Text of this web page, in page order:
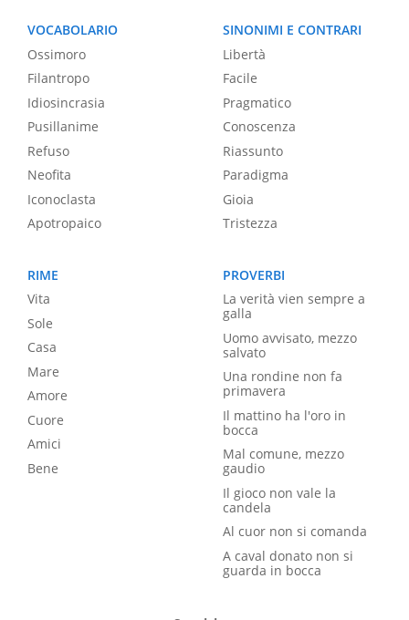
VOCABOLARIO
Ossimoro
Filantropo
Idiosincrasia
Pusillanime
Refuso
Neofita
Iconoclasta
Apotropaico
SINONIMI E CONTRARI
Libertà
Facile
Pragmatico
Conoscenza
Riassunto
Paradigma
Gioia
Tristezza
RIME
Vita
Sole
Casa
Mare
Amore
Cuore
Amici
Bene
PROVERBI
La verità vien sempre a
galla
Uomo avvisato, mezzo
salvato
Una rondine non fa
primavera
Il mattino ha l'oro in
bocca
Mal comune, mezzo
gaudio
Il gioco non vale la
candela
Al cuor non si comanda
A caval donato non si
guarda in bocca